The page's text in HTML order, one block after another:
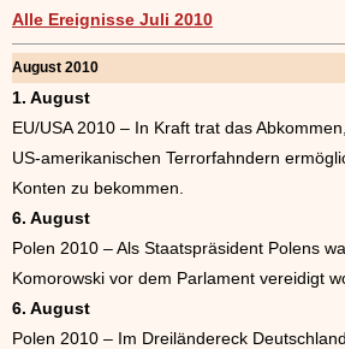
Alle Ereignisse Juli 2010
August 2010
1. August
EU/USA 2010 – In Kraft trat das
US-amerikanischen Terrorfahndern
Konten zu bekommen.
6. August
Polen 2010 – Als Staatspräsident Polens
Komorowski vor dem Parlament vereidigt
6. August
Polen 2010 – Im Dreiländereck